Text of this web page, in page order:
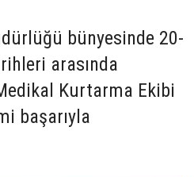
bünyesinde 20-
arasında
Kurtarma Ekibi
başarıyla